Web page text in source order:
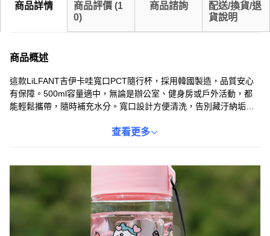
商品詳情 商品評價 (1
0)
商品諮詢
配送/換貨/退
貨說明
商品概述
這款LiLFANT吉伊卡哇寬口PCT隨行杯，採用韓國製造，品質安心
有保障。500ml容量適中，無論是辦公室、健身房或戶外活動，都
能輕鬆攜帶，隨時補充水分。寬口設計方便清洗，告別藏汙納垢的
品味。材質耐熱耐用，讓您使用。
查看更多